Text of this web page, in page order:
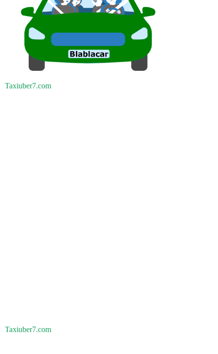
Taxiuber7.com
Taxiuber7.com